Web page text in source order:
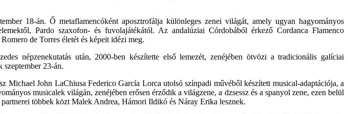
18-án. Ő metaflamencóként aposztrofálja különleges zenei világát, amely ugyan hagyományos
Pardo szaxofon- és fuvolajátékától. Az andalúziai Córdobából érkező Cordanca Flamenco
de Torres életét és képeit idézi meg.
népzenekutatás után, 2000-ben készítette első lemezét, zenéjében ötvözi a tradicionális galíciai
szeptember 23-án.
Michael John LaChiusa Federico García Lorca utolsó színpadi művéből készített musical-adaptációja, a
musicalek világán, zenéjében erősen érződik a világzene, a dzsessz és a spanyol zene, ezen belül
többek közt Malek Andrea, Hámori Ildikó és Náray Erika lesznek.